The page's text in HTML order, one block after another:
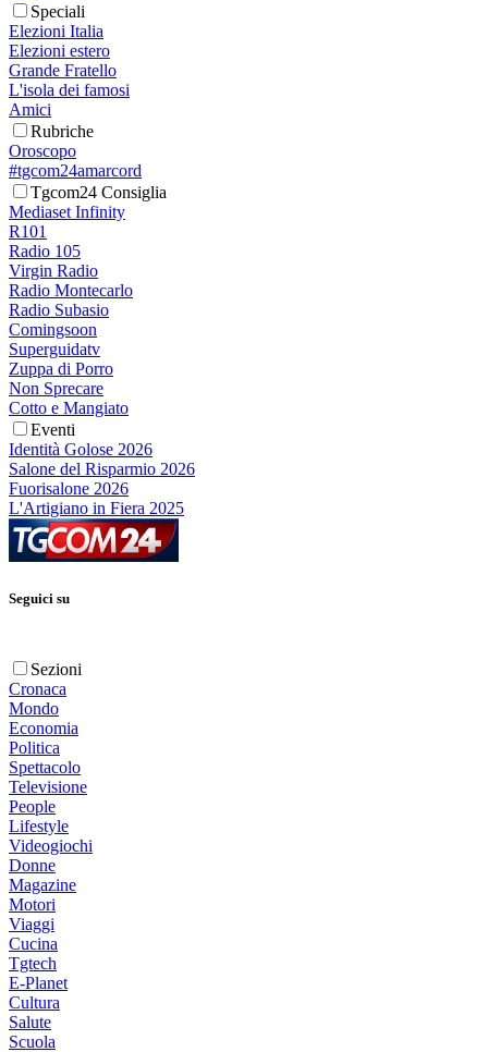
Speciali
Elezioni Italia
Elezioni estero
Grande Fratello
L'isola dei famosi
Amici
Rubriche
Oroscopo
#tgcom24amarcord
Tgcom24 Consiglia
Mediaset Infinity
R101
Radio 105
Virgin Radio
Radio Montecarlo
Radio Subasio
Comingsoon
Superguidatv
Zuppa di Porro
Non Sprecare
Cotto e Mangiato
Eventi
Identità Golose 2026
Salone del Risparmio 2026
Fuorisalone 2026
L'Artigiano in Fiera 2025
Seguici su
Sezioni
Cronaca
Mondo
Economia
Politica
Spettacolo
Televisione
People
Lifestyle
Videogiochi
Donne
Magazine
Motori
Viaggi
Cucina
Tgtech
E-Planet
Cultura
Salute
Scuola